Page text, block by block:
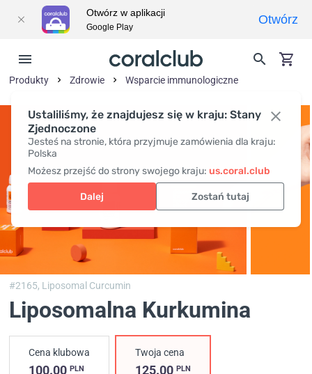
Ustaliliśmy, że znajdujesz się w kraju: Stany
Zjednoczone
Jesteś na stronie, która przyjmuje zamówienia dla kraju:
Polska
Możesz przejść do strony swojego kraju: us.coral.club
Dalej Zostań tutaj
Produkty Zdrowie Wsparcie immunologiczne
#2165, Liposomal Curcumin
Liposomalna Kurkumina
Cena klubowa
100.00 PLN
Twoja cena
125.00PLN
Otwórz w aplikacji
Google Play
Otwórz